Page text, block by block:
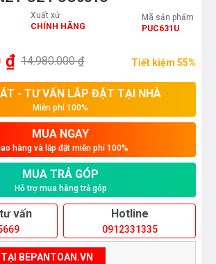
Xuất xứ
CHÍNH HÃNG
Mã sản phẩm
PUC631U
₫ 14.980.000 ₫ Tiết kiệm 55%
- TƯ VẤN LẮP ĐẶT TẠI NHÀ
Miễn phí 100%
MUA NGAY
hàng và lắp đặt miễn phí 100%
MUA TRẢ GÓP
Hỗ trợ mua hàng trả góp
vấn Hotline
0912331335
BEPANTOAN.VN